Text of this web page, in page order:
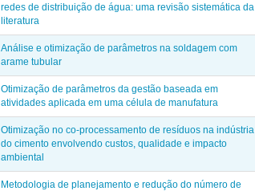
redes de distribuição de água: uma revisão sistemática da
literatura
Análise e otimização de parâmetros na soldagem com
arame tubular
Otimização de parâmetros da gestão baseada em
atividades aplicada em uma célula de manufatura
Otimização no co-processamento de resíduos na indústria
do cimento envolvendo custos, qualidade e impacto
ambiental
Metodologia de planejamento e redução do número de